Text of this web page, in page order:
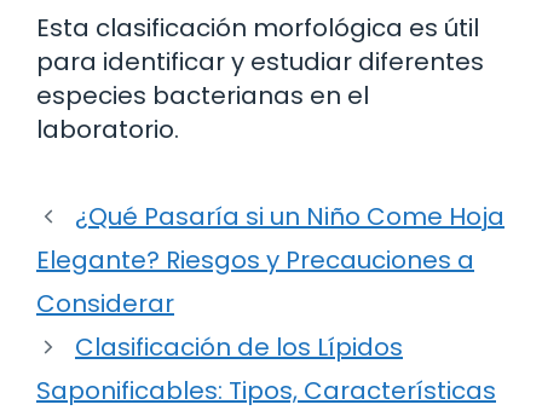
Esta clasificación morfológica es útil
para identificar y estudiar diferentes
especies bacterianas en el
laboratorio.
¿Qué Pasaría si un Niño Come Hoja
Elegante? Riesgos y Precauciones a
Considerar
Clasificación de los Lípidos
Saponificables: Tipos, Características